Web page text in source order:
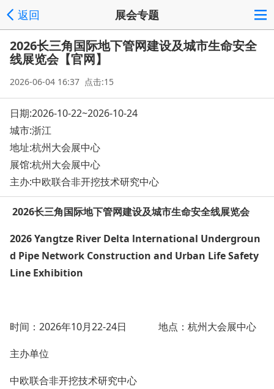
返回 展会专题
2026长三角国际地下管网建设及城市生命安全
线展览会【官网】
2026-06-04 16:37 点击:15
日期:2026-10-22~2026-10-24
城市:浙江
地址:杭州大会展中心
展馆:杭州大会展中心
主办:中欧联合非开挖技术研究中心
2026长三角国际地下管网建设及城市生命安全线展览会
2026 Yangtze River Delta lnternational Undergroun
d Pipe Network Construction and Urban Life Safety
Line Exhibition
时间：2026年10月22-24日 地点：杭州大会展中心
主办单位
中欧联合非开挖技术研究中心